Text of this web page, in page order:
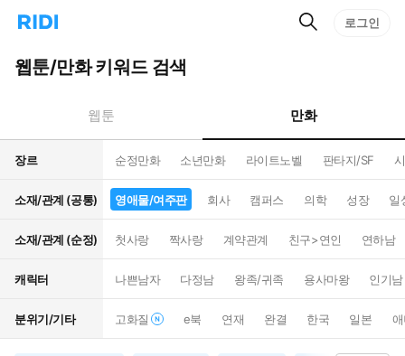
리
홈
으
턴
트
검
로그인
웹툰/만화 키워드 검색
웹툰 만화
장르 순정만화 소년만화 라이트노벨 판타지/SF
소재/관계 (공통) 영애물/여주판 회사 캠퍼스 의학 성장 일
소재/관계 (순정) 첫사랑 짝사랑 계약관계 친구>연인 연하남
캐릭터 나쁜남자 다정남 왕족/귀족 용사마왕 인기남
분위기/기타 고화질 e북 연재 완결 한국 일본